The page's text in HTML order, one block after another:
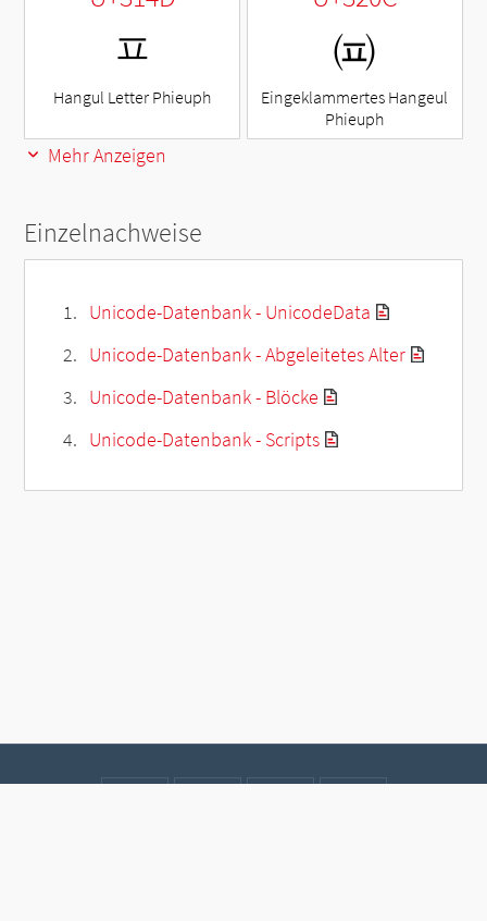
ㅍ
Hangul Letter Phieuph
㈌
Eingeklammertes Hangeul
Phieuph
Mehr Anzeigen
Einzelnachweise
Unicode-Datenbank - UnicodeData
Unicode-Datenbank - Abgeleitetes Alter
Unicode-Datenbank - Blöcke
Unicode-Datenbank - Scripts